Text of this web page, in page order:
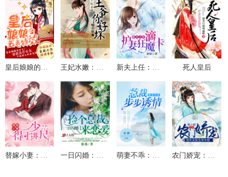
死人皇后
替嫁小妻：二少，得寸进尺 一日闪婚：捡个总裁来恋爱 萌妻不乖：总裁步步诱情 农门娇宠：炮灰女配生存手册